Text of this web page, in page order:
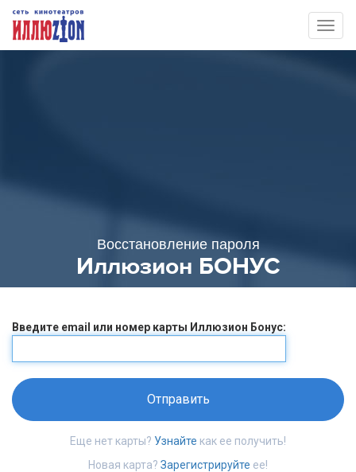
Восстановление пароля
Иллюзион БОНУС
Введите email или номер карты Иллюзион Бонус:
Отправить
Еще нет карты? Узнайте как ее получить!
Новая карта? Зарегистрируйте ее!